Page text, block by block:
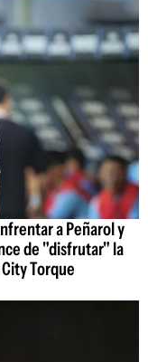
a Peñarol y
de "disfrutar" la
Torque